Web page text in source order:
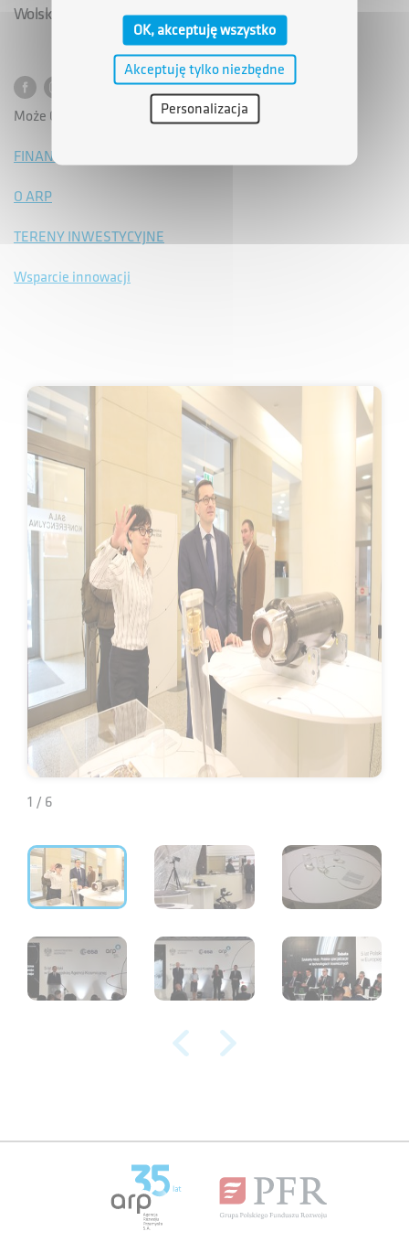
Wolski.
Może Cię zainteresować:
FINANSOWANIE
O ARP
TERENY INWESTYCYJNE
Wsparcie innowacji
1 / 6
OK, akceptuję wszystko
Akceptuję tylko niezbędne
Personalizacja